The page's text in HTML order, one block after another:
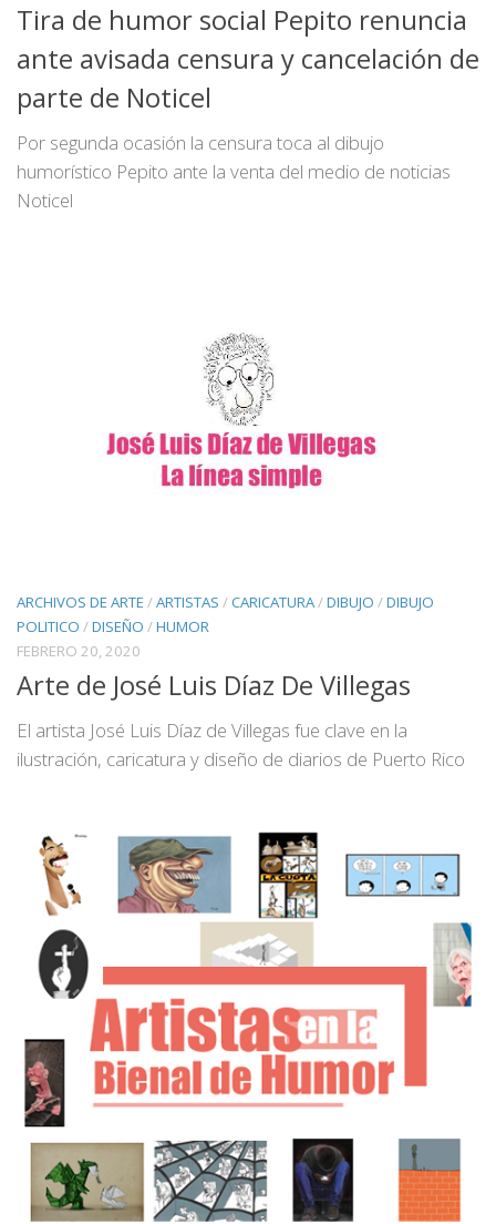
Tira de humor social Pepito renuncia
ante avisada censura y cancelación de
parte de Noticel
Por segunda ocasión la censura toca al dibujo
humorístico Pepito ante la venta del medio de noticias
Noticel
ARCHIVOS DE ARTE /ARTISTAS /CARICATURA /DIBUJO /DIBUJO
POLITICO /DISEÑO /HUMOR
FEBRERO 20, 2020
Arte de José Luis Díaz De Villegas
El artista José Luis Díaz de Villegas fue clave en la
ilustración, caricatura y diseño de diarios de Puerto Rico